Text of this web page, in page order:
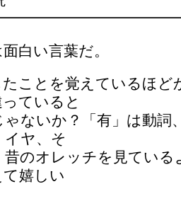
白い言葉だ。
たことを覚えているほど
っていると
ゃないか？「有」は動詞
イヤ、そ
昔のオレッチを見ている
て嬉しい